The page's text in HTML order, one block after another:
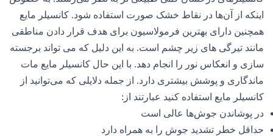
اینکه از آن‌ها در نقاط خشک صورت استفاده شود. کانسیلر مایع
همچنین دارای بهترین فرمولاسیون برای هدف قرار دادن مناطقی
مانند تیرگی های زیر چشم است. به این دلیل که می تواند برجسته
سازی و انعکاس نور را انجام دهد. با این حال کانسیلر مایع مات
ماندگاری و پوشش بیشتری دارد. از جمله دلایلی که می‌توانید از
کانسیلر مایع استفاده کنید عبارتند از:
در پوشاندن جوش‌ها عالی است
حداقل خطر تشدید جوش را به همراه دارد